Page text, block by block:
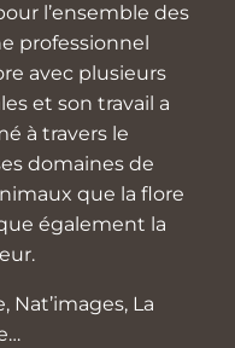
l’ensemble des
professionnel
avec plusieurs
et son travail a
à travers le
domaines de
que la flore
également la
Nat’images, La